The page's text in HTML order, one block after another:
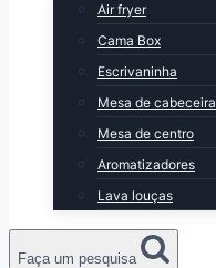
Air fryer
Cama Box
Escrivaninha
Mesa de cabeceira
Mesa de centro
Aromatizadores
Lava louças
Faça um pesquisa